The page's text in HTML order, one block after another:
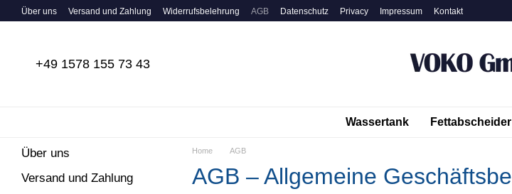
Перейти к основному контенту
Über uns Versand und Zahlung Widerrufsbelehrung AGB Datenschutz Privacy Impressum Kontakt
+49 1578 155 73 43
Wassertank Fettabscheider
Home AGB
AGB – Allgemeine
Über uns
Versand und Zahlung